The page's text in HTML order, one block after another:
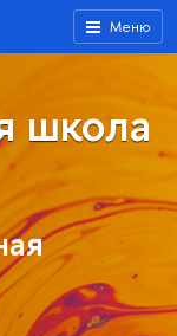
Меню
школа